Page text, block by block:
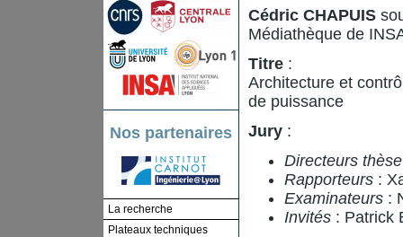
Nos partenaires
La recherche
Plateaux techniques
Cédric CHAPUIS
Médiathèque de
Titre :
Architecture et
de puissance
Jury :
Directeurs thèse
Rapporteurs :
Examinateurs :
Invités : Patrick